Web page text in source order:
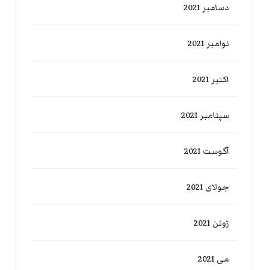
دسامبر 2021
نوامبر 2021
اکتبر 2021
سپتامبر 2021
آگوست 2021
جولای 2021
ژوئن 2021
می 2021